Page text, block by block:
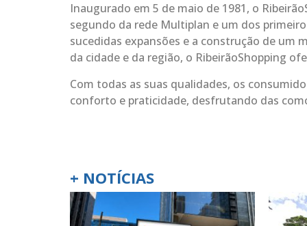
Inaugurado em 5 de maio de 1981, o
segundo da rede Multiplan e um dos
sucedidas expansões e a construção de um
da cidade e da região, o RibeirãoShopping
Com todas as suas qualidades, os
conforto e praticidade, desfrutando das
+ NOTÍCIAS